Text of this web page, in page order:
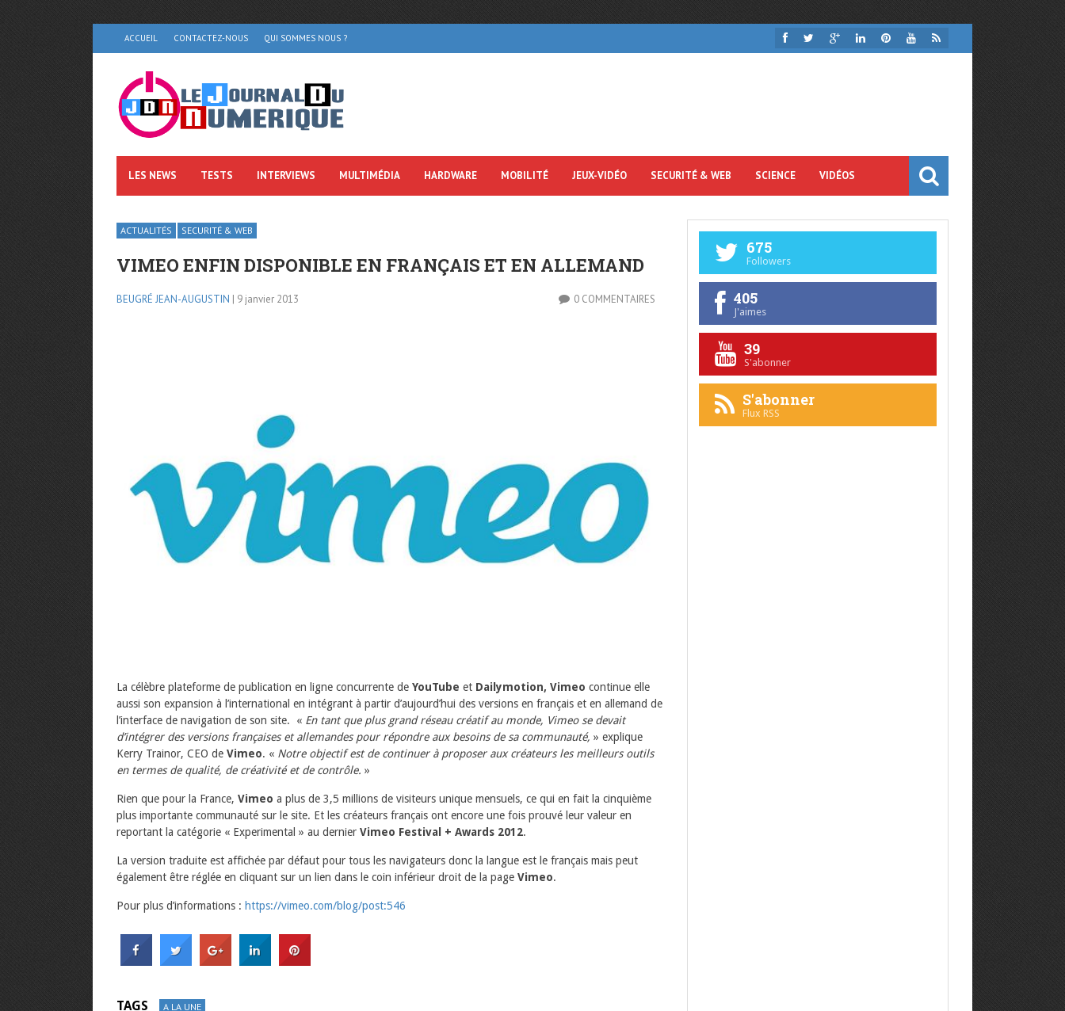
ACCUEIL CONTACTEZ-NOUS QUI SOMMES NOUS ?
LES NEWS TESTS INTERVIEWS MULTIMÉDIA HARDWARE MOBILITÉ JEUX-VIDÉO SECURITÉ & WEB SCIENCE VIDÉOS
ACTUALITÉS SECURITÉ & WEB
VIMEO ENFIN DISPONIBLE EN FRANÇAIS ET EN ALLEMAND
BEUGRÉ JEAN-AUGUSTIN | 9 janvier 2013 0 COMMENTAIRES
La célèbre plateforme de publication en ligne concurrente de YouTube et Dailymotion, Vimeo continue elle
aussi son expansion à l’international en intégrant à partir d’aujourd’hui des versions en français et en allemand de
l’interface de navigation de son site. « En tant que plus grand réseau créatif au monde, Vimeo se devait
d’intégrer des versions françaises et allemandes pour répondre aux besoins de sa communauté, » explique
Kerry Trainor, CEO de Vimeo. « Notre objectif est de continuer à proposer aux créateurs les meilleurs outils
en termes de qualité, de créativité et de contrôle. »
Rien que pour la France, Vimeo a plus de 3,5 millions de visiteurs unique mensuels, ce qui en fait la cinquième
plus importante communauté sur le site. Et les créateurs français ont encore une fois prouvé leur valeur en
reportant la catégorie « Experimental » au dernier Vimeo Festival + Awards 2012.
La version traduite est affichée par défaut pour tous les navigateurs donc la langue est le français mais peut
également être réglée en cliquant sur un lien dans le coin inférieur droit de la page Vimeo.
Pour plus d’informations : https://vimeo.com/blog/post:546
TAGS A LA UNE
675
Followers
405
J'aimes
39
S'abonner
S'abonner
Flux RSS